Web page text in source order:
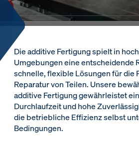
Die additive Fertigung spielt in
Umgebungen eine entscheidende
schnelle, flexible Lösungen für die
Reparatur von Teilen. Unsere
additive Fertigung gewährleistet
Durchlaufzeit und hohe
die betriebliche Effizienz selbst
Bedingungen.